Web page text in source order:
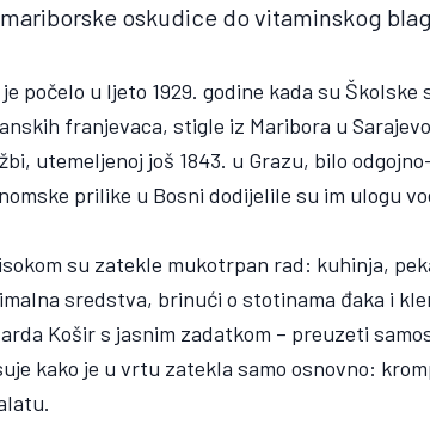
oskudice do vitaminskog
je počelo u ljeto 1929. godine kada su
franjevaca, stigle iz Maribora u
utemeljenoj još 1843. u Grazu, bilo
prilike u Bosni dodijelile su im ulogu
su zatekle mukotrpan rad: kuhinja,
sredstva, brinući o stotinama đaka i
Košir s jasnim zadatkom – preuzeti
kako je u vrtu zatekla samo osnovno: